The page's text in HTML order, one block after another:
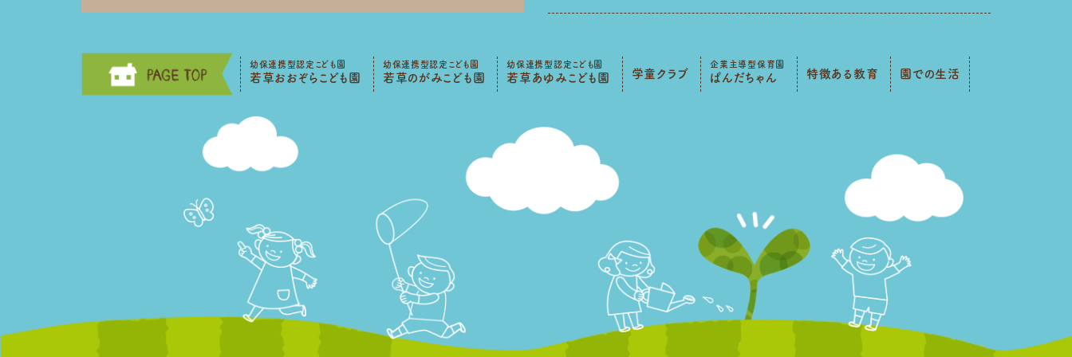
幼保連携型認定こども園
若草おおぞらこども園
幼保連携型認定こども園
若草のがみこども園
幼保連携型認定こども園
若草あゆみこども園 学童クラブ
企業主導型保育園
ぱんだちゃん 特徴ある教育 園での生活